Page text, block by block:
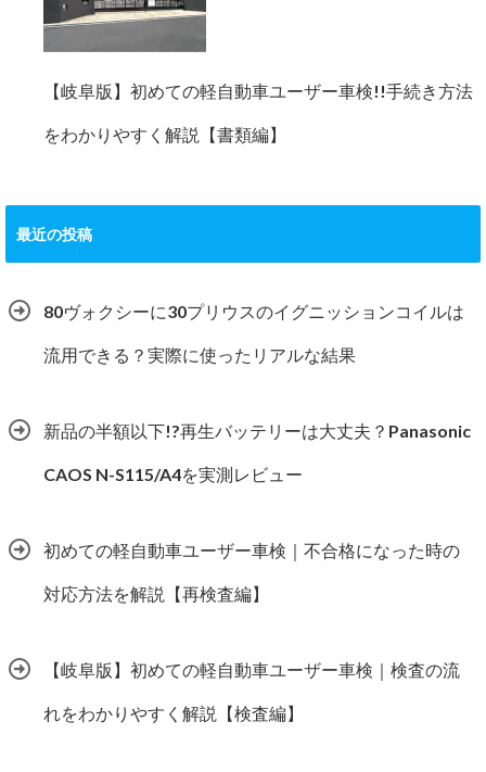
【岐阜版】初めての軽自動車ユーザー車検!!手続き方法
をわかりやすく解説【書類編】
最近の投稿
80ヴォクシーに30プリウスのイグニッションコイルは
流用できる？実際に使ったリアルな結果
新品の半額以下!?再生バッテリーは大丈夫？Panasonic
CAOS N-S115/A4を実測レビュー
初めての軽自動車ユーザー車検｜不合格になった時の
対応方法を解説【再検査編】
【岐阜版】初めての軽自動車ユーザー車検｜検査の流
れをわかりやすく解説【検査編】